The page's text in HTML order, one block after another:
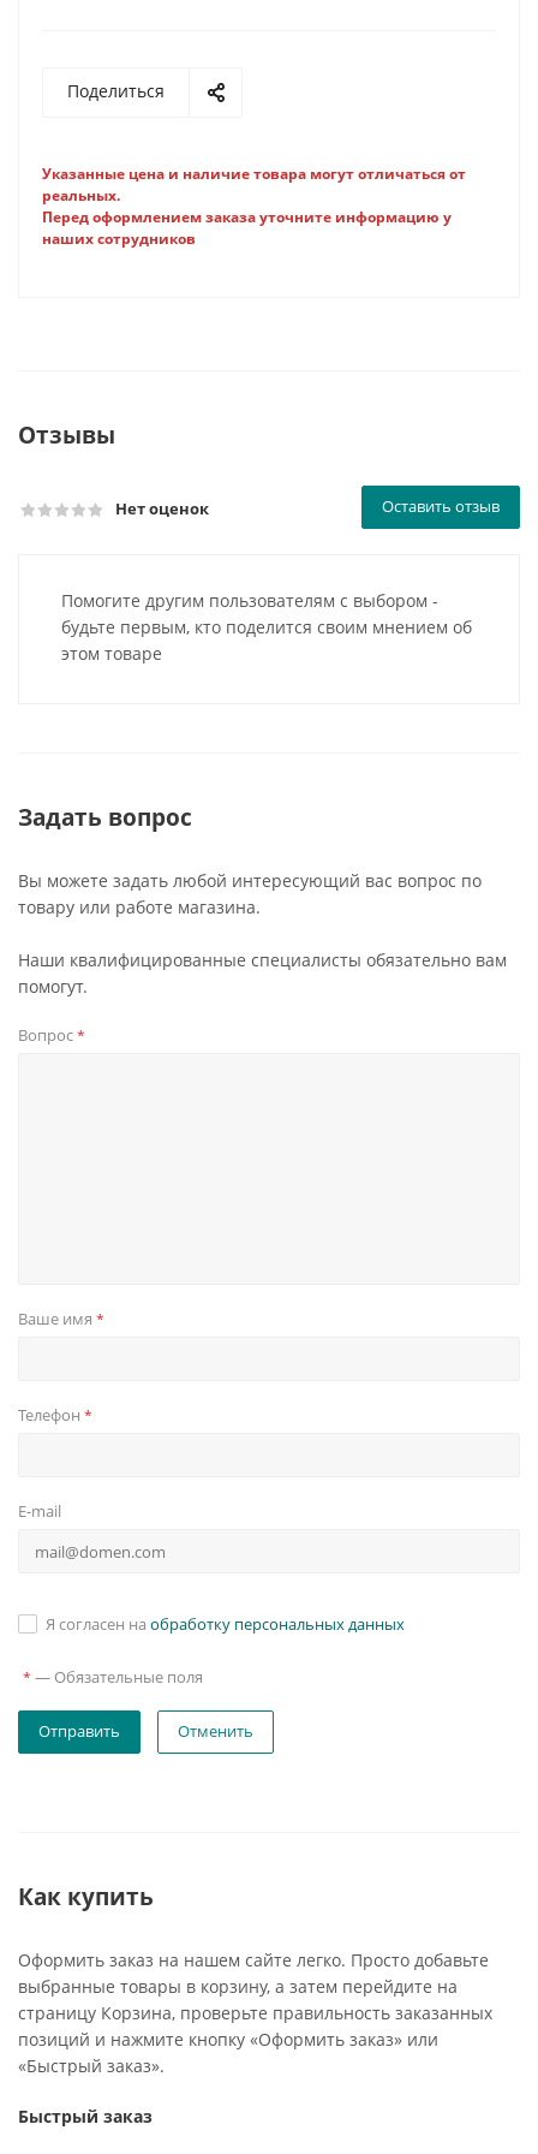
Поделиться
Указанные цена и наличие товара могут отличаться от
реальных.
Перед оформлением заказа уточните информацию у
наших сотрудников
Отзывы
Нет оценок Оставить отзыв
Помогите другим пользователям с выбором -
будьте первым, кто поделится своим мнением об
этом товаре
Задать вопрос
Вы можете задать любой интересующий вас вопрос по
товару или работе магазина.
Наши квалифицированные специалисты обязательно вам
помогут.
Вопрос*
Ваше имя *
Телефон *
E-mail
Я согласен на обработку персональных данных
* — Обязательные поля
Отменить
Как купить
Оформить заказ на нашем сайте легко. Просто добавьте
выбранные товары в корзину, а затем перейдите на
страницу Корзина, проверьте правильность заказанных
позиций и нажмите кнопку «Оформить заказ» или
«Быстрый заказ».
Быстрый заказ